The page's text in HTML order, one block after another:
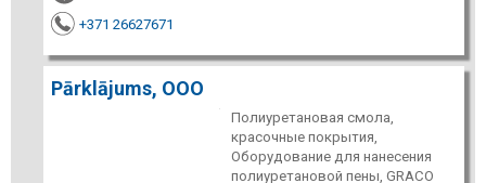
+371 26627671
Pārklājums, ООО
Полиуретановая смола,
красочные покрытия,
Оборудование для нанесения
полиуретановой пены, GRACO